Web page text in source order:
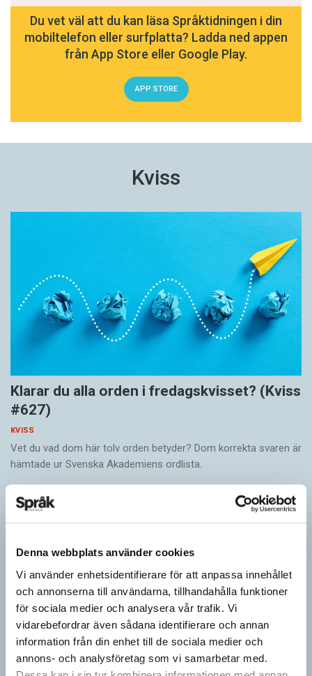
Denna webbplats använder cookies
Vi använder enhetsidentifierare för att anpassa innehållet
och annonserna till användarna, tillhandahålla funktioner
för sociala medier och analysera vår trafik. Vi
vidarebefordrar även sådana identifierare och annan
information från din enhet till de sociala medier och
annons- och analysföretag som vi samarbetar med.
Du vet väl att du kan läsa Språktidningen i din
mobiltelefon eller surfplatta? Ladda ned appen
från App Store eller Google Play.
APP STORE
Kviss
Klarar du alla orden i fredagskvisset? (Kviss
#627)
KVISS
Vet du vad dom här tolv orden betyder? Dom korrekta svaren är
hämtade ur Svenska Akademiens ordlista.